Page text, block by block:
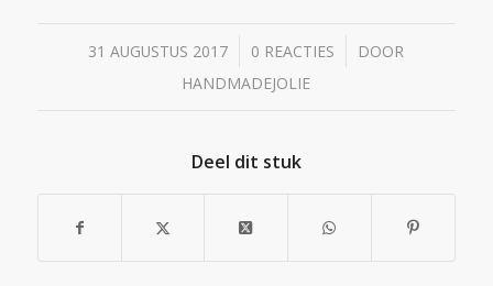
31 AUGUSTUS 2017
/ 0 REACTIES
/
DOOR
HANDMADEJOLIE
Deel dit stuk